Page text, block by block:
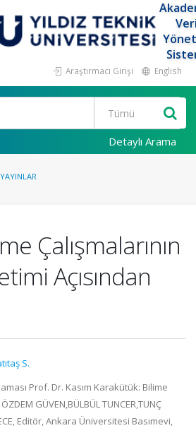
Araştırmacı Girişi English
Detaylı Arama
Çalışmalarının
Açısından
S.
Prof. Dr. Kasım Karakütük: Bilime
GÜVEN,BÜLBÜL TUNCER,TUNÇ
Editör, Ankara Üniversitesi Basımevi,